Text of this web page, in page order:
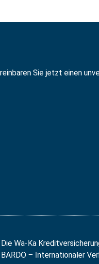
Sie jetzt einen
Die Wa-Ka
BARDO – Internationaler